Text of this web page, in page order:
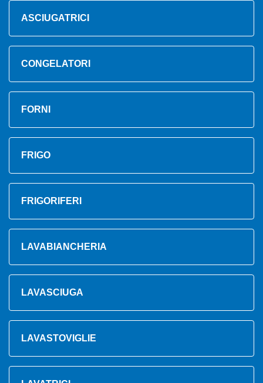
ASCIUGATRICI
CONGELATORI
FORNI
FRIGO
FRIGORIFERI
LAVABIANCHERIA
LAVASCIUGA
LAVASTOVIGLIE